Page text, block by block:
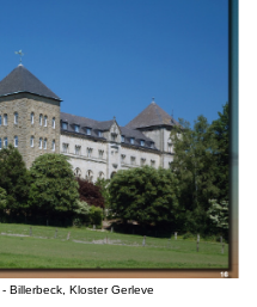
Billerbeck, Kloster Gerleve